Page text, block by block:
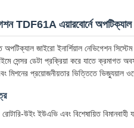
TDF61A এয়ারবোর্নে অপটিক্যাল
জাইরো ইনার্শিয়াল নেভিগেশন
সেন্সর ডেটা প্রক্রিয়া করে যাতে ক্রমাগত
মিশনের প্রয়োজনীয়তার ভিত্তিতে ভিজ্যুয়াল
উইং ইউএভি এবং বিশেষায়িত